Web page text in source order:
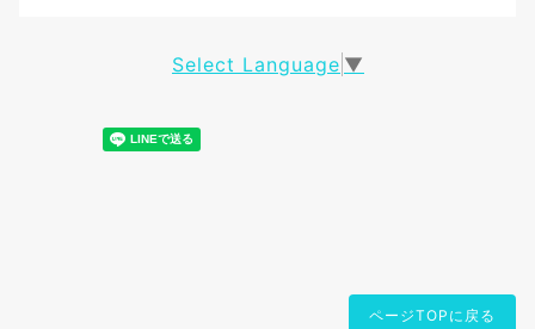
Select Language ▼
ページTOPに戻る